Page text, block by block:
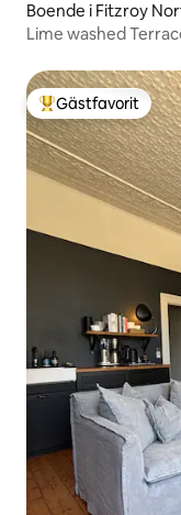
Boende i Fitzroy
Lime washed
Populär gästfavorit
Gästfavorit